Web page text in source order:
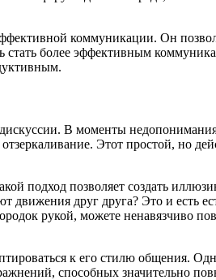
коммуникации. Он
более эффективным
В моменты
Этот простой, но
подход позволяет создать
друг друга? Это и есть
рукой, можете ненавязчиво
к его стилю общения.
способных значительно